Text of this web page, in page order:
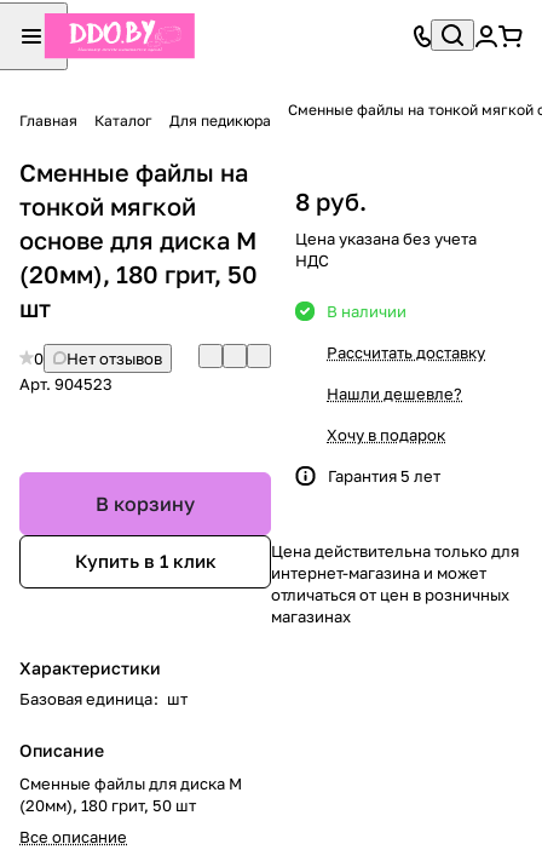
Главная Каталог Для педикюра
Сменные файлы на тонкой мягкой
Сменные файлы на
тонкой мягкой
основе для диска M
(20мм), 180 грит, 50
шт
0
Нет отзывов
Арт. 904523
В корзину
Купить в 1 клик
Характеристики
Базовая единица: шт
Описание
Сменные файлы для диска M
(20мм), 180 грит, 50 шт
Все описание
8 руб.
Цена указана без учета
НДС
В наличии
Рассчитать доставку
Нашли дешевле?
Хочу в подарок
Гарантия 5 лет
Цена действительна только для
интернет-магазина и может
отличаться от цен в розничных
магазинах